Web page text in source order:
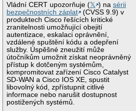
Vládní CERT upozorňuje (𝕏 ) nasérii
bezpečnostních záplat
(CVSS 9.9) v
produktech Cisco řešících kritické
zranitelnosti umožňující obejití
autentizace, eskalaci oprávnění,
vzdálené spuštění kódu a odepření
služby. Úspěšné zneužití může
útočníkům umožnit získat neoprávněný
přístup k dotčeným systémům,
kompromitovat zařízení Cisco Catalyst
SD-WAN a Cisco IOS XE, spustit
libovolný kód, zpřístupnit citlivé
informace nebo narušit dostupnost
postižených systémů.